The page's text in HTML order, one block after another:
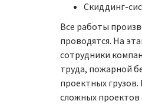
Скиддинг-
Все работы
проводятся. На
сотрудники
труда, пожарной
проектных
сложных проектов